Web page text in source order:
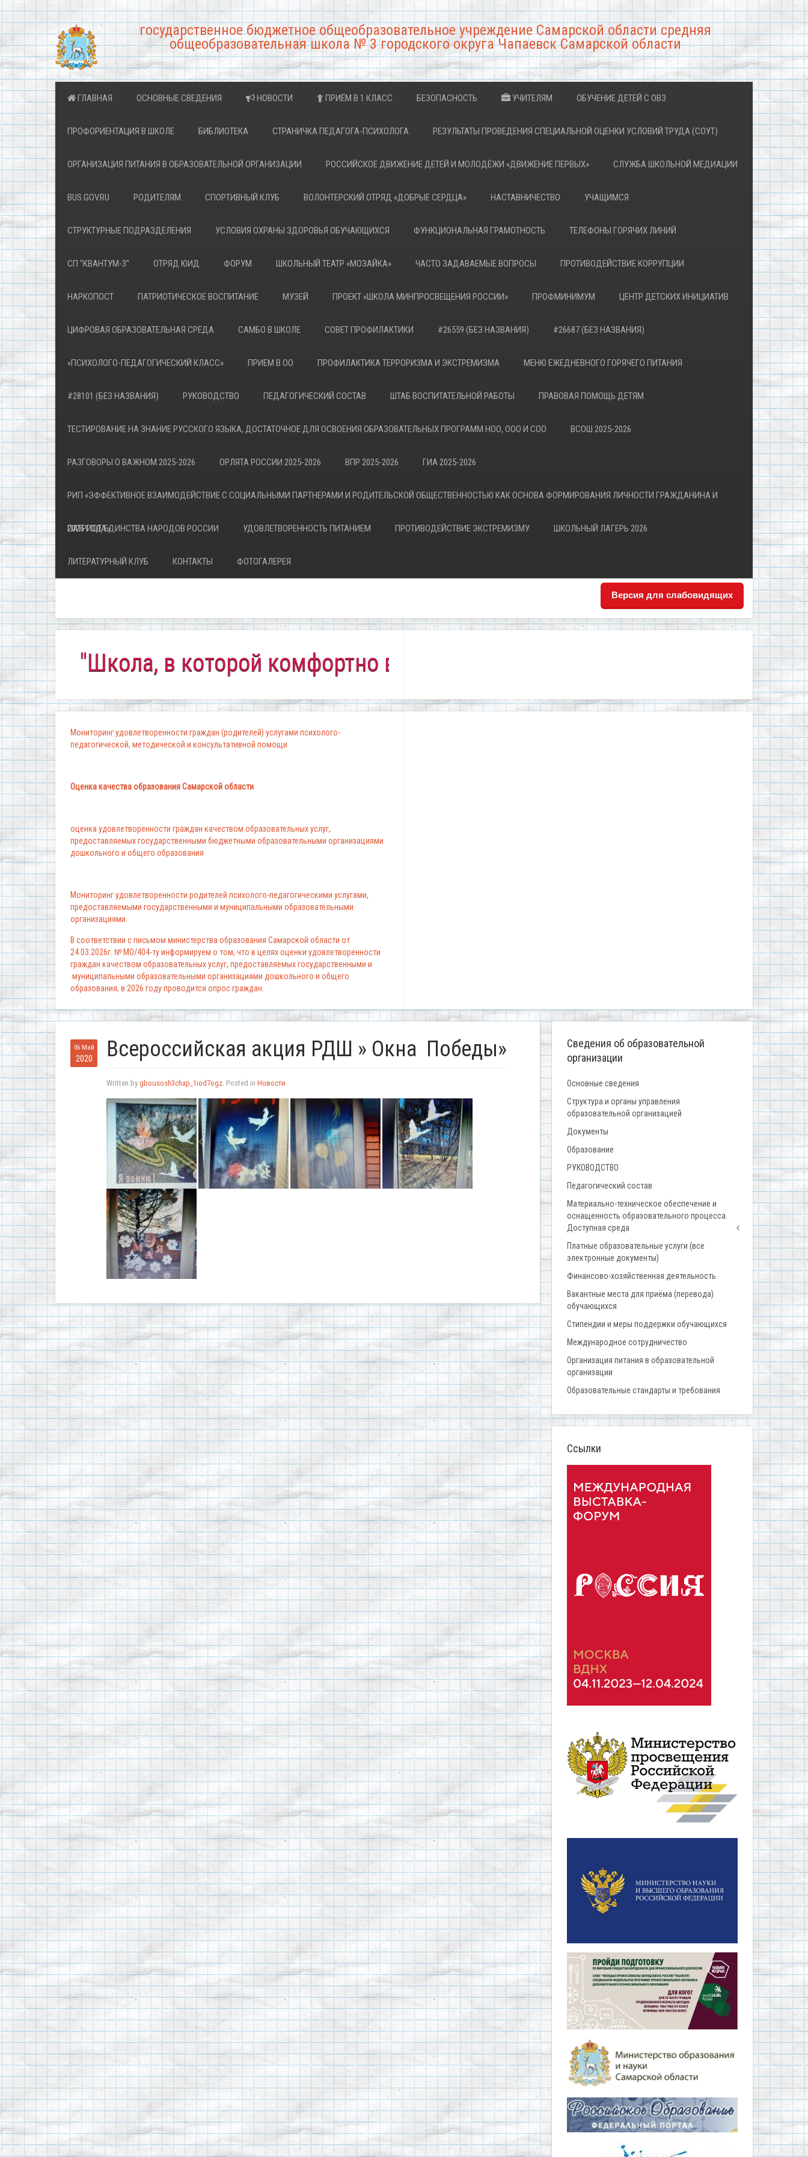
государственное бюджетное общеобразовательное учреждение Самарской области средняя
общеобразовательная школа № 3 городского округа Чапаевск Самарской области
ГЛАВНАЯ ОСНОВНЫЕ СВЕДЕНИЯ НОВОСТИ ПРИЁМ В 1 КЛАСС БЕЗОПАСНОСТЬ УЧИТЕЛЯМ ОБУЧЕНИЕ ДЕТЕЙ С ОВЗ
ПРОФОРИЕНТАЦИЯ В ШКОЛЕ БИБЛИОТЕКА СТРАНИЧКА ПЕДАГОГА-ПСИХОЛОГА РЕЗУЛЬТАТЫ ПРОВЕДЕНИЯ СПЕЦИАЛЬНОЙ ОЦЕНКИ УСЛОВИЙ ТРУДА (СОУТ)
ОРГАНИЗАЦИЯ ПИТАНИЯ В ОБРАЗОВАТЕЛЬНОЙ ОРГАНИЗАЦИИ РОССИЙСКОЕ ДВИЖЕНИЕ ДЕТЕЙ И МОЛОДЁЖИ «ДВИЖЕНИЕ ПЕРВЫХ» СЛУЖБА ШКОЛЬНОЙ МЕДИАЦИИ
BUS.GOV.RU РОДИТЕЛЯМ СПОРТИВНЫЙ КЛУБ ВОЛОНТЕРСКИЙ ОТРЯД «ДОБРЫЕ СЕРДЦА» НАСТАВНИЧЕСТВО УЧАЩИМСЯ
СТРУКТУРНЫЕ ПОДРАЗДЕЛЕНИЯ УСЛОВИЯ ОХРАНЫ ЗДОРОВЬЯ ОБУЧАЮЩИХСЯ ФУНКЦИОНАЛЬНАЯ ГРАМОТНОСТЬ ТЕЛЕФОНЫ ГОРЯЧИХ ЛИНИЙ
СП "КВАНТУМ-3" ОТРЯД ЮИД ФОРУМ ШКОЛЬНЫЙ ТЕАТР «МОЗАЙКА» ЧАСТО ЗАДАВАЕМЫЕ ВОПРОСЫ ПРОТИВОДЕЙСТВИЕ КОРРУПЦИИ
НАРКОПОСТ ПАТРИОТИЧЕСКОЕ ВОСПИТАНИЕ МУЗЕЙ ПРОЕКТ «ШКОЛА МИНПРОСВЕЩЕНИЯ РОССИИ» ПРОФМИНИМУМ ЦЕНТР ДЕТСКИХ ИНИЦИАТИВ
ЦИФРОВАЯ ОБРАЗОВАТЕЛЬНАЯ СРЕДА САМБО В ШКОЛЕ СОВЕТ ПРОФИЛАКТИКИ #26559 (БЕЗ НАЗВАНИЯ) #26687 (БЕЗ НАЗВАНИЯ)
«ПСИХОЛОГО-ПЕДАГОГИЧЕСКИЙ КЛАСС» ПРИЕМ В ОО ПРОФИЛАКТИКА ТЕРРОРИЗМА И ЭКСТРЕМИЗМА МЕНЮ ЕЖЕДНЕВНОГО ГОРЯЧЕГО ПИТАНИЯ
#28101 (БЕЗ НАЗВАНИЯ) РУКОВОДСТВО ПЕДАГОГИЧЕСКИЙ СОСТАВ ШТАБ ВОСПИТАТЕЛЬНОЙ РАБОТЫ ПРАВОВАЯ ПОМОЩЬ ДЕТЯМ
ТЕСТИРОВАНИЕ НА ЗНАНИЕ РУССКОГО ЯЗЫКА, ДОСТАТОЧНОЕ ДЛЯ ОСВОЕНИЯ ОБРАЗОВАТЕЛЬНЫХ ПРОГРАММ НОО, ООО И СОО ВСОШ 2025-2026
РАЗГОВОРЫ О ВАЖНОМ 2025-2026 ОРЛЯТА РОССИИ 2025-2026 ВПР 2025-2026 ГИА 2025-2026
РИП «ЭФФЕКТИВНОЕ ВЗАИМОДЕЙСТВИЕ С СОЦИАЛЬНЫМИ ПАРТНЕРАМИ И РОДИТЕЛЬСКОЙ ОБЩЕСТВЕННОСТЬЮ КАК ОСНОВА ФОРМИРОВАНИЯ ЛИЧНОСТИ ГРАЖДАНИНА И
ПАТРИОТА»
2026 ГОД ЕДИНСТВА НАРОДОВ РОССИИ УДОВЛЕТВОРЕННОСТЬ ПИТАНИЕМ ПРОТИВОДЕЙСТВИЕ ЭКСТРЕМИЗМУ ШКОЛЬНЫЙ ЛАГЕРЬ 2026
ЛИТЕРАТУРНЫЙ КЛУБ КОНТАКТЫ ФОТОГАЛЕРЕЯ
Версия для слабовидящих
"Школа, в которой комфортно всем!"
Мониторинг удовлетворенности граждан (родителей) услугами психолого-
педагогической, методической и консультативной помощи
Оценка качества образования Самарской области
оценка удовлетворенности граждан качеством образовательных услуг,
предоставляемых государственными бюджетными образовательными организациями
дошкольного и общего образования
Мониторинг удовлетворенности родителей психолого-педагогическими услугами,
предоставляемыми государственными и муниципальными образовательными
организациями.
В соответствии с письмом министерства образования Самарской области от
24.03.2026г. № МО/404-ту информируем о том, что в целях оценки удовлетворенности
граждан качеством образовательных услуг, предоставляемых государственными и
муниципальными образовательными организациями дошкольного и общего
образования, в 2026 году проводится опрос граждан.
06 Май
2020 Всероссийская акция РДШ » Окна Победы»
Written by gbousosh3chap_1iod7ogz. Posted in Новости
Сведения об образовательной
организации
Основные сведения
Структура и органы управления
образовательной организацией
Документы
Образование
РУКОВОДСТВО
Педагогический состав
Материально-техническое обеспечение и
оснащенность образовательного процесса.
Доступная среда
Платные образовательные услуги (все
электронные документы)
Финансово-хозяйственная деятельность
Вакантные места для приёма (перевода)
обучающихся
Стипендии и меры поддержки обучающихся
Международное сотрудничество
Организация питания в образовательной
организации
Образовательные стандарты и требования
Ссылки